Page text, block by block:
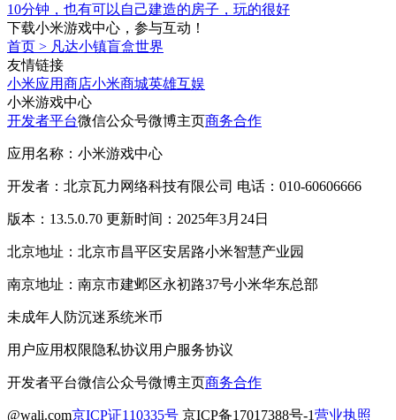
10分钟，也有可以自己建造的房子，玩的很好
下载小米游戏中心，参与互动！
首页 > 凡达小镇盲盒世界
友情链接
小米应用商店小米商城英雄互娱
小米游戏中心
开发者平台微信公众号微博主页商务合作
应用名称：小米游戏中心
开发者：北京瓦力网络科技有限公司 电话：010-60606666
版本：13.5.0.70 更新时间：2025年3月24日
北京地址：北京市昌平区安居路小米智慧产业园
南京地址：南京市建邺区永初路37号小米华东总部
未成年人防沉迷系统米币
用户应用权限隐私协议用户服务协议
开发者平台微信公众号微博主页商务合作
@wali.com京ICP证110335号 京ICP备17017388号-1营业执照